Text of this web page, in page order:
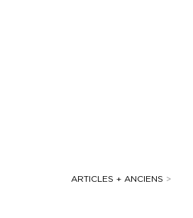
ARTICLES + ANCIENS >